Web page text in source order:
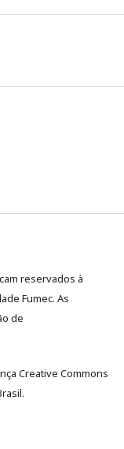
reservados à
Fumec. As
de
Creative Commons